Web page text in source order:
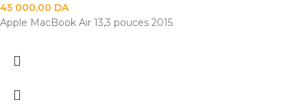
45 000,00 DA
Apple MacBook Air 13,3 pouces 2015